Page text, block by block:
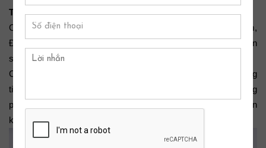
Thanh toán và bàn giao
Cuối cùng, sau quá trình sản xuất và hoàn thành sản phẩm,
Đồng phục Duy Nguyễn sẽ tiến hành bàn giao và thanh toán
sản phẩm.
Chúng tôi cam kết cung cấp và bàn giao sản phẩm theo đúng
tiến độ đã ký kết. Khách hàng sẽ nhận được những bộ đồng
phục theo đúng mong muốn. Quý khách tiến hành thanh toán
khi nhận hàng và đã kiểm tra kỹ lưỡng.